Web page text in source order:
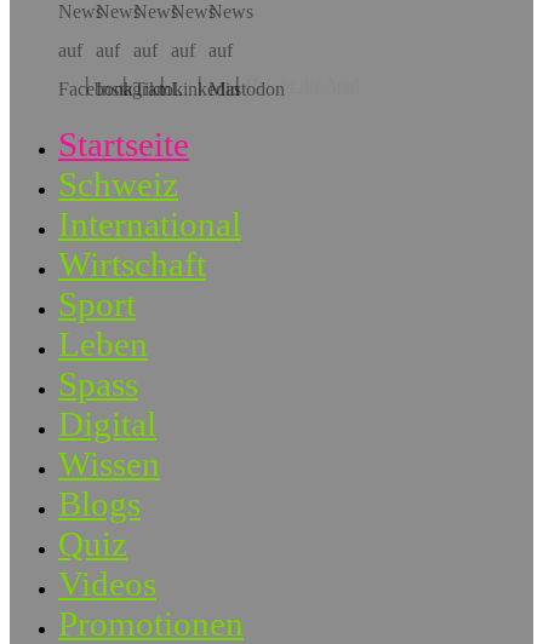
Hol dir die App!
Startseite
Schweiz
International
Wirtschaft
Sport
Leben
Spass
Digital
Wissen
Blogs
Quiz
Videos
Promotionen